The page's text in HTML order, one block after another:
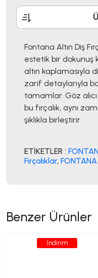
Fontana Altın Diş
estetik bir dokunuş
altın kaplamasıyla
zarif detaylarıyla
tamamlar. Göz
bu fırçalık, aynı
şıklıkla birleştirir
ETİKETLER :
Fırçalıklar, FONTANA
Benzer Ürünler
İndirim